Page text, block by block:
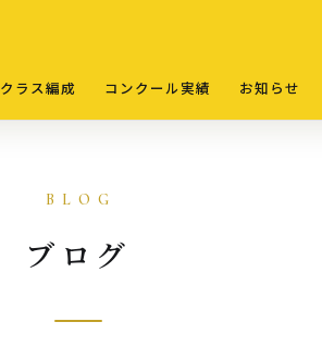
クラス編成 コンクール実績 お知らせ
ブログ